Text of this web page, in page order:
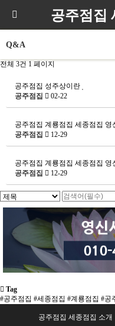
공주점집
Q&A
전체 3건 1 페이지
공주점집 성주상이란
공주점집
02-22
공주점집 계룡점집 세종점집 영
공주점집
12-29
공주점집 계룡점집 세종점집 영
공주점집
12-29
Tag
#공주점집 #세종점집 #계룡점집 #공
공주점집 세종점집 소개